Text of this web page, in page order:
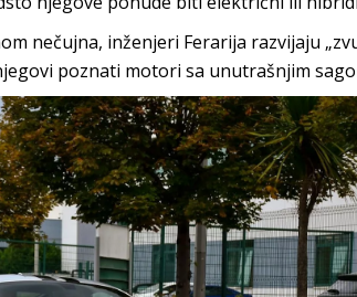
nečujna, inženjeri Ferarija razvijaju
poznati motori sa unutrašnjim